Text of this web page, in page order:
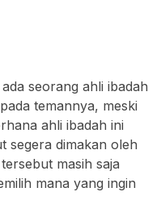
seorang ahli ibadah
temannya, meski
ahli ibadah ini
segera dimakan oleh
masih saja
mana yang ingin